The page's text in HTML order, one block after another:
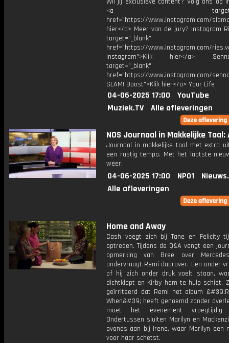
<a
href="https://www.instagram.com/
hier</a> Meer van de jury? Instagram
target="_blank"
href="https://www.instagram.com/
Instagram">Klik hier</a>
target="_blank"
href="https://www.instagram.com/
SLAM! Boost">Klik hier</a> Your Life
04-06-2025 17:00
YouTube
Muziek.TV
Alle afleveringen
NOS Journaal in Makkelijke Taal:
Journaal in makkelijke taal met extra
een rustig tempo. Met het laatste
weer.
04-06-2025 17:00 NPO1
Alle afleveringen
Home and Away
Cash voegt zich bij Tane en Felicity
optreden. Tijdens de Q&A vangt een
opmerking van Bree over
ondervraagt ​​Remi daarover. Een ander
of hij zich onder druk voelt staan,
dichtklapt en Kirby hem te hulp schiet.
geïrriteerd dat Remi het album
When&#39; heeft genoemd zonder
moet het evenement vroegtijdig
Ondertussen sluiten Marilyn en
avonds aan bij Irene, waar Marilyn een
voor haar schetst.